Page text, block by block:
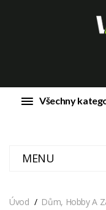
Všechny
MENU
Úvod Dům, Hobby A